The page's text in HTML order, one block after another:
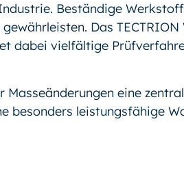
Beständige
Das
dabei vielfältige
eine
besonders leistungsfähige